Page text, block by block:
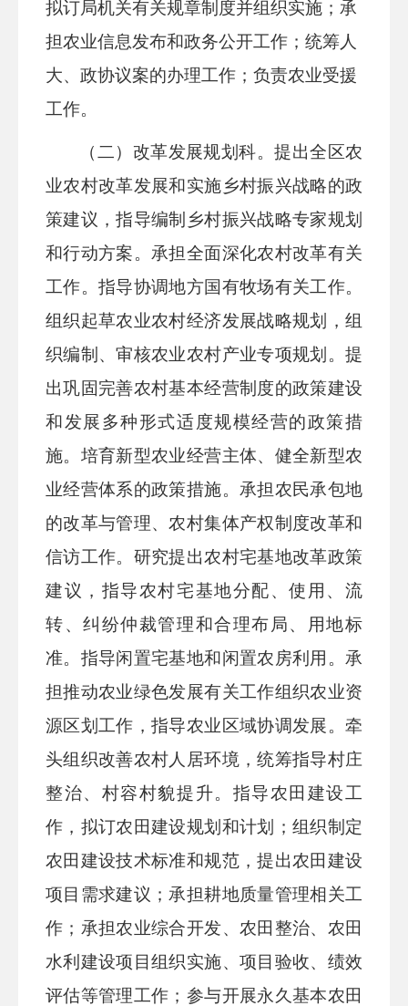
拟订局机关有关规章制度并组织实施；承
担农业信息发布和政务公开工作；统筹人
大、政协议案的办理工作；负责农业受援
工作。
（二）改革发展规划科。提出全区农
业农村改革发展和实施乡村振兴战略的政
策建议，指导编制乡村振兴战略专家规划
和行动方案。承担全面深化农村改革有关
工作。指导协调地方国有牧场有关工作。
组织起草农业农村经济发展战略规划，组
织编制、审核农业农村产业专项规划。提
出巩固完善农村基本经营制度的政策建设
和发展多种形式适度规模经营的政策措
施。培育新型农业经营主体、健全新型农
业经营体系的政策措施。承担农民承包地
的改革与管理、农村集体产权制度改革和
信访工作。研究提出农村宅基地改革政策
建议，指导农村宅基地分配、使用、流
转、纠纷仲裁管理和合理布局、用地标
准。指导闲置宅基地和闲置农房利用。承
担推动农业绿色发展有关工作组织农业资
源区划工作，指导农业区域协调发展。牵
头组织改善农村人居环境，统筹指导村庄
整治、村容村貌提升。指导农田建设工
作，拟订农田建设规划和计划；组织制定
农田建设技术标准和规范，提出农田建设
项目需求建议；承担耕地质量管理相关工
作；承担农业综合开发、农田整治、农田
水利建设项目组织实施、项目验收、绩效
评估等管理工作；参与开展永久基本农田